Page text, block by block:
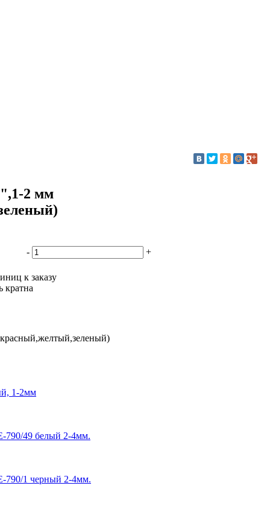
2 мм
- +
к заказу
кратна
1-2мм
790/49 белый 2-4мм.
790/1 черный 2-4мм.